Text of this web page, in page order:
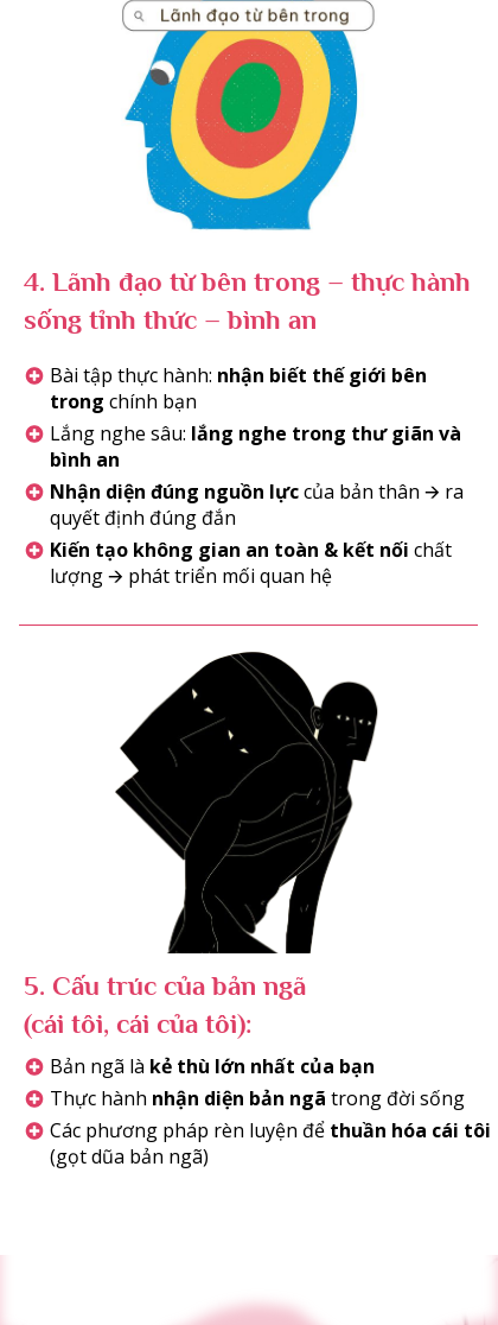
Bản ngã là kẻ thù lớn nhất của bạn
Thực hành nhận diện bản ngã trong đời sống
Các phương pháp rèn luyện để thuần hóa cái tôi
(gọt dũa bản ngã)
5. Cấu trúc của bản ngã
(cái tôi, cái của tôi):
Bài tập thực hành: nhận biết thế giới bên
trong chính bạn
Lắng nghe sâu: lắng nghe trong thư giãn và
bình an
Nhận diện đúng nguồn lựccủa bản thân 🡪 ra
quyết định đúng đắn
Kiến tạo không gian an toàn & kết nối chất
lượng 🡪 phát triển mối quan hệ
4. Lãnh đạo từ bên trong – thực hành
sống tỉnh thức – bình an